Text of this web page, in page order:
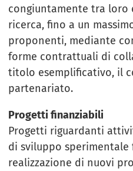
congiuntamente tra loro
ricerca, fino a un
proponenti, mediante
forme contrattuali di
titolo esemplificativo, il
partenariato.
Progetti finanziabili
Progetti riguardanti
di sviluppo sperimentale
realizzazione di nuovi